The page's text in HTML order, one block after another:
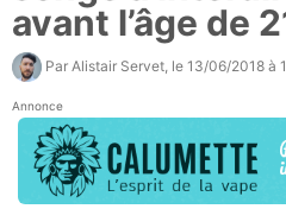
avant l’âge de
Par Alistair Servet , le 13/06/2018 à
Annonce